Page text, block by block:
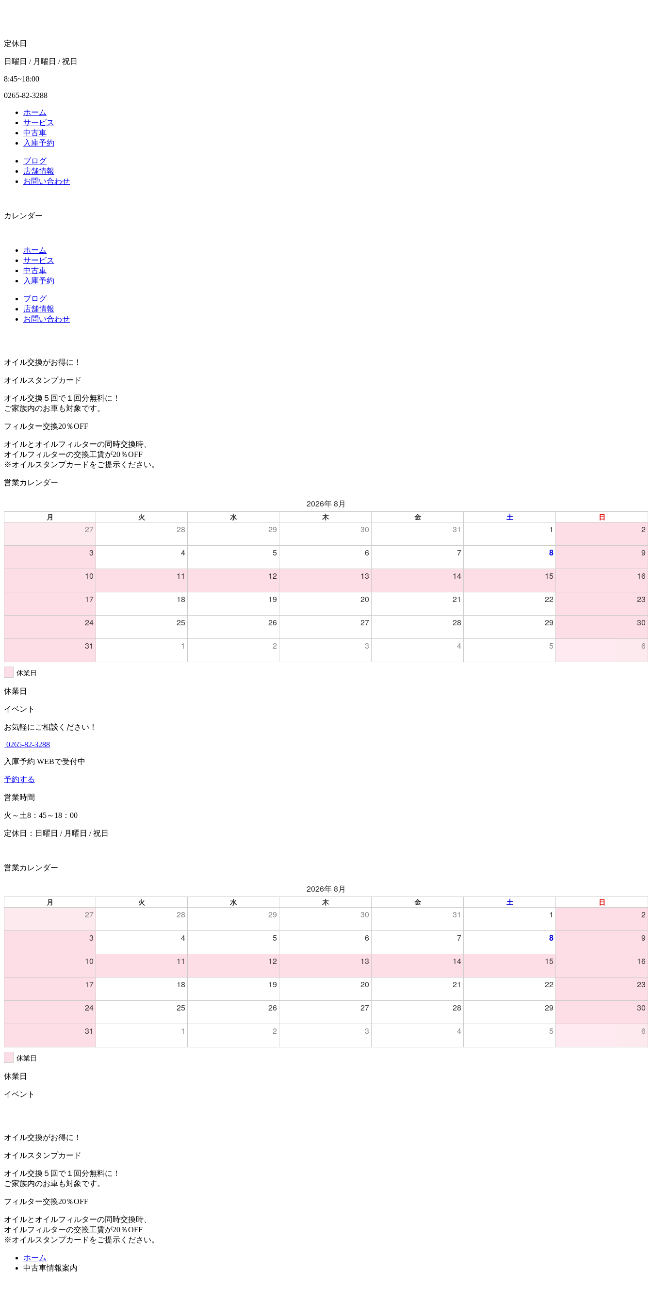
定休日
日曜日 / 月曜日 / 祝日
8:45~18:00
0265-82-3288
ホーム
サービス
中古車
入庫予約
ブログ
店舗情報
お問い合わせ
カレンダー
ホーム
サービス
中古車
入庫予約
ブログ
店舗情報
お問い合わせ
オイル交換がお得に！
オイルスタンプカード
オイル交換５回で１回分無料に！
ご家族内のお車も対象です。
フィルター交換20％OFF
オイルとオイルフィルターの同時交換時、
オイルフィルターの交換工賃が20％OFF
※オイルスタンプカードをご提示ください。
営業カレンダー
2026年 8月
月 火 水 木 金 土 日
27 28 29 30 31 1 2
3 4 5 6 7 8 9
10 11 12 13 14 15 16
17 18 19 20 21 22 23
24 25 26 27 28 29 30
31 1 2 3 4 5 6
休業日
休業日
イベント
お気軽にご相談ください！
0265-82-3288
入庫予約 WEBで受付中
予約する
営業時間
火～土8：45～18：00
定休日：日曜日 / 月曜日 / 祝日
営業カレンダー
2026年 8月
月 火 水 木 金 土 日
27 28 29 30 31 1 2
3 4 5 6 7 8 9
10 11 12 13 14 15 16
17 18 19 20 21 22 23
24 25 26 27 28 29 30
31 1 2 3 4 5 6
休業日
休業日
イベント
オイル交換がお得に！
オイルスタンプカード
オイル交換５回で１回分無料に！
ご家族内のお車も対象です。
フィルター交換20％OFF
オイルとオイルフィルターの同時交換時、
オイルフィルターの交換工賃が20％OFF
※オイルスタンプカードをご提示ください。
ホーム
中古車情報案内